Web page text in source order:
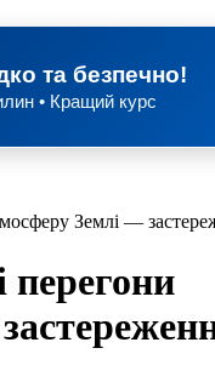
та безпечно!
• Кращий курс
Землі —
перегони